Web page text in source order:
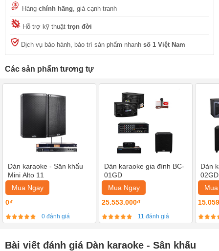
Hàng chính hãng , giá cạnh tranh
Hỗ trợ kỹ thuật trọn đời
Dịch vụ bảo hành, bảo trì sản phẩm nhanh số 1 Việt Nam
Các sản phẩm tương tự
Dàn karaoke - Sân khấu
Mini Alto 11
Mua Ngay
0₫
0 đánh giá
Dàn karaoke gia đình BC-
01GD
Mua Ngay
25.553.000₫
11 đánh giá
Dàn
02GD
Bài viết đánh giá Dàn karaoke - Sân khấu